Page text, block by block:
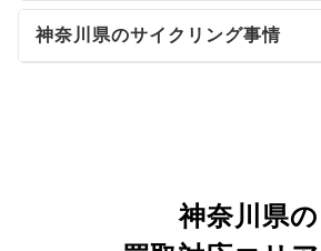
神奈川県のサイクリング事情
神奈川県の